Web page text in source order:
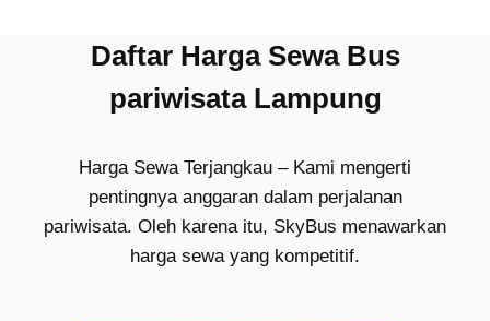
Daftar Harga Sewa Bus
pariwisata Lampung
Harga Sewa Terjangkau – Kami mengerti
pentingnya anggaran dalam perjalanan
pariwisata. Oleh karena itu, SkyBus menawarkan
harga sewa yang kompetitif.